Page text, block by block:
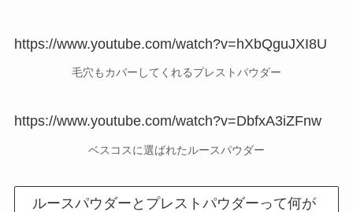
https://www.youtube.com/watch?v=hXbQguJXI8U
毛穴もカバーしてくれるプレストパウダー
https://www.youtube.com/watch?v=DbfxA3iZFnw
ベスコスに選ばれたルースパウダー
ルースパウダーとプレストパウダーって何が